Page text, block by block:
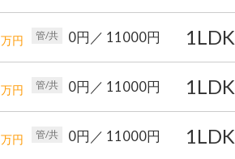
万円 管/共 0円 ／ 11000円 1LDK
万円 管/共 0円 ／ 11000円 1LDK
万円 管/共 0円 ／ 11000円 1LDK